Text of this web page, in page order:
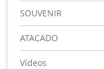
SOUVENIR
ATACADO
Vídeos